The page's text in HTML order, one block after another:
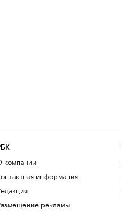
компании
информация
рекламы